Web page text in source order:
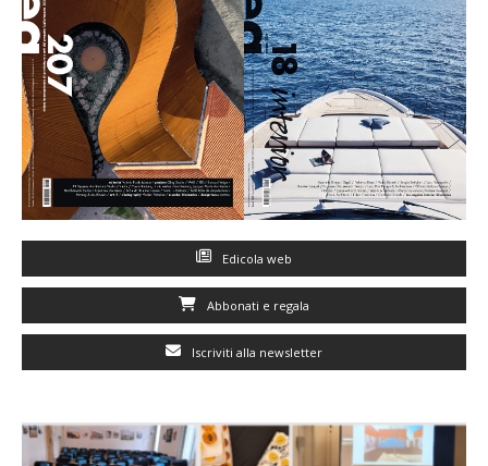
Edicola web
Abbonati e regala
Iscriviti alla newsletter